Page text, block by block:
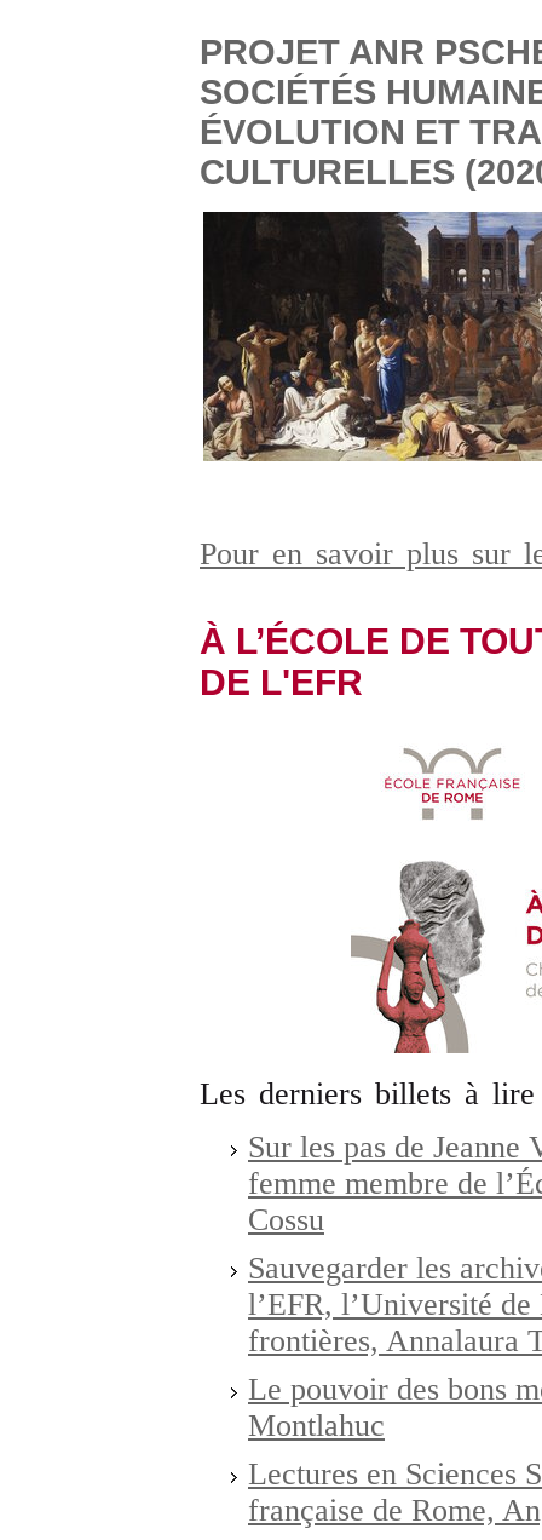
PROJET ANR
SOCIÉTÉS
ÉVOLUTION ET
CULTURELLES
Pour en savoir plus sur
À L’ÉCOLE DE
DE L'EFR
Les derniers billets à
Sur les pas de
femme membre de
Cossu
Sauvegarder les
l’EFR, l’Université
frontières, Annalaura
Le pouvoir des bons
Montlahuc
Lectures en Sciences
française de Rome,